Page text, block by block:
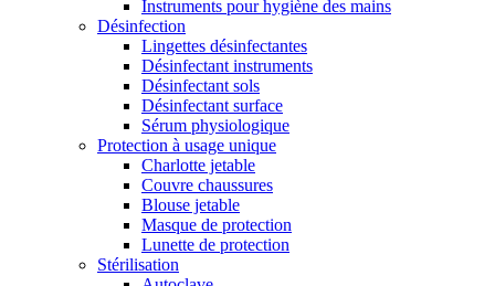
Instruments pour hygiène des mains
Désinfection
Lingettes désinfectantes
Désinfectant instruments
Désinfectant sols
Désinfectant surface
Sérum physiologique
Protection à usage unique
Charlotte jetable
Couvre chaussures
Blouse jetable
Masque de protection
Lunette de protection
Stérilisation